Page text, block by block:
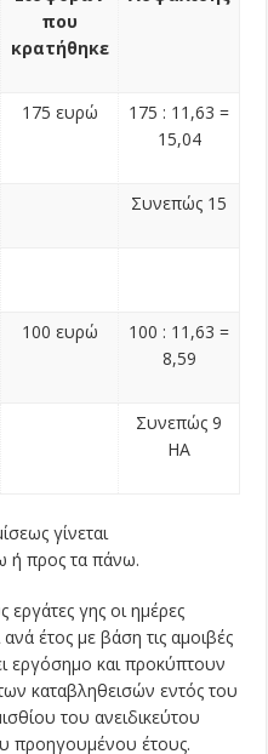
που
κρατήθηκε
175 ευρώ
175 : 11,63 =
15,04
Συνεπώς 15
100 ευρώ
100 : 11,63 =
8,59
Συνεπώς 9
ΗΑ
γίνεται
ή προς τα πάνω.
γης οι ημέρες
έτος με βάση τις αμοιβές
εργόσημο και προκύπτουν
καταβληθεισών εντός του
του ανειδικεύτου
προηγουμένου έτους.